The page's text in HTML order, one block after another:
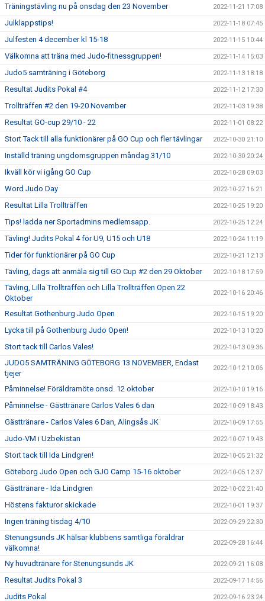
Träningstävling nu på onsdag den 23 November 2022-11-21 17:08
Julklappstips! 2022-11-18 07:45
Julfesten 4 december kl 15-18 2022-11-15 10:44
Välkomna att träna med Judo-fitnessgruppen! 2022-11-14 15:03
Judo5 samträning i Göteborg 2022-11-13 18:18
Resultat Judits Pokal #4 2022-11-12 17:30
Trollträffen #2 den 19-20 November 2022-11-03 19:38
Resultat GO-cup 29/10 - 22 2022-11-01 08:22
Stort Tack till alla funktionärer på GO Cup och fler tävlingar 2022-10-30 21:10
Inställd träning ungdomsgruppen måndag 31/10 2022-10-30 20:24
Ikväll kör vi igång GO Cup 2022-10-28 09:03
Word Judo Day 2022-10-27 16:21
Resultat Lilla Trollträffen 2022-10-25 19:20
Tips! ladda ner Sportadmins medlemsapp. 2022-10-25 12:24
Tävling! Judits Pokal 4 för U9, U15 och U18 2022-10-24 11:19
Tider för funktionärer på GO Cup 2022-10-21 12:13
Tävling, dags att anmäla sig till GO Cup #2 den 29 Oktober 2022-10-18 17:59
Tävling, Lilla Trollträffen och Lilla Trollträffen Open 22
Oktober
2022-10-16 20:46
Resultat Gothenburg Judo Open 2022-10-15 19:20
Lycka till på Gothenburg Judo Open! 2022-10-13 10:20
Stort tack till Carlos Vales! 2022-10-13 09:36
JUDO5 SAMTRÄNING GÖTEBORG 13 NOVEMBER, Endast
tjejer
2022-10-12 10:06
Påminnelse! Föräldramöte onsd. 12 oktober 2022-10-10 19:16
Påminnelse - Gästtränare Carlos Vales 6 dan 2022-10-09 18:43
Gästtränare - Carlos Vales 6 Dan, Alingsås JK 2022-10-09 17:55
Judo-VM i Uzbekistan 2022-10-07 19:43
Stort tack till Ida Lindgren! 2022-10-05 21:32
Göteborg Judo Open och GJO Camp 15-16 oktober 2022-10-05 12:37
Gästtränare - Ida Lindgren 2022-10-02 21:40
Höstens fakturor skickade 2022-10-01 19:37
Ingen träning tisdag 4/10 2022-09-29 22:30
Stenungsunds JK hälsar klubbens samtliga föräldrar
välkomna!
2022-09-28 16:44
Ny huvudtränare för Stenungsunds JK 2022-09-21 16:08
Resultat Judits Pokal 3 2022-09-17 14:56
Judits Pokal 2022-09-16 23:24